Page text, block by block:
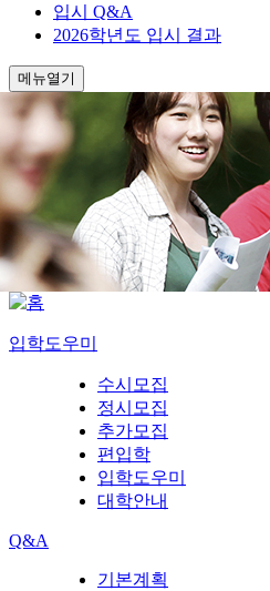
입시 Q&A
2026학년도 입시 결과
메뉴열기
입학도우미
수시모집
정시모집
추가모집
편입학
입학도우미
대학안내
Q&A
기본계획